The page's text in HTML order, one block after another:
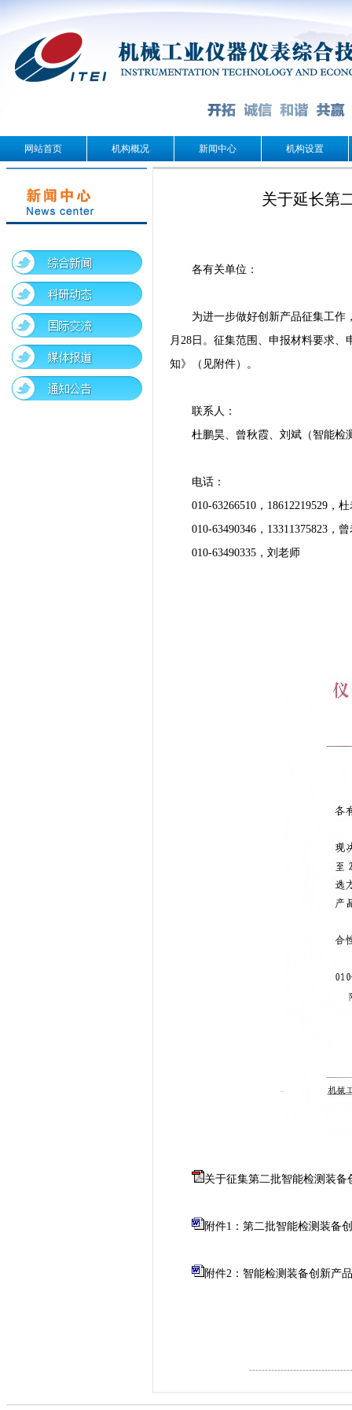
网站首页 机构概况 新闻中心 机构设置
关于延长第
各有关单位：
为进一步做好创新产品征集工作
月28日。征集范围、申报材料要求
知》（见附件）。
联系人：
杜鹏昊、曾秋霞、刘斌（智能检
电话：
010-63266510，18612219529，
010-63490346，13311375823，
010-63490335，刘老师
关于征集第二批智能检测装备
附件1：第二批智能检测装备
附件2：智能检测装备创新产